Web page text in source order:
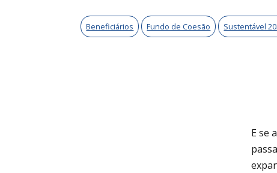
Beneficiários Fundo de Coesão Sustentável
E se